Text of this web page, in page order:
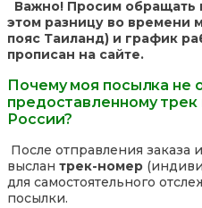
Важно! Просим обращать
этом разницу во времени
пояс Таиланд) и график
прописан на сайте.
Почему моя посылка не
предоставленному
России?
После отправления заказа
выслан трек-номер
для самостоятельного
посылки.